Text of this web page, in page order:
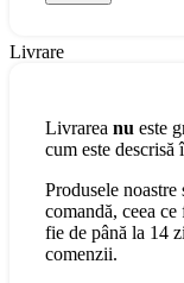
Livrare
Livrarea nu este
cum este
Produsele noastre
comandă, ceea
fie de până la 14
comenzii.